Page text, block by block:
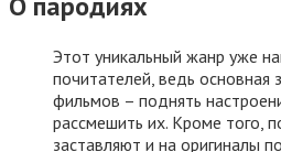
Этот уникальный жанр уже
почитателей, ведь
фильмов – поднять
рассмешить их. Кроме того,
заставляют и на оригиналы